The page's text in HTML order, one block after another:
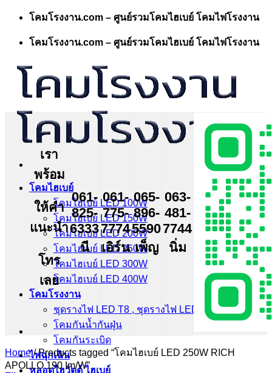
Skip
content
โคมโรงงาน.com – ศูนย์รวมโคมไฮเบย์ โคมไฟโรงงาน
โคมโรงงาน.com – ศูนย์รวมโคมไฮเบย์ โคมไฟโรงงาน
โคมไฮเบย์
โคมไฮเบย์ LED 100W
โคมไฮเบย์ LED 150W
โคมไฮเบย์ LED 200W
โคมไฮเบย์ LED 250W
โคมไฮเบย์ LED 300W
โคมไฮเบย์ LED 400W
โคมโรงงาน
ชุดรางไฟ LED T8 , ชุดรางไฟ LED T5
โคมกันน้ำกันฝุ่น
โคมกันระเบิด
ไฟฉุกเฉิน
หลอดไฮวัตต์ ไฮเบย์
เรา
พร้อม
ให้คำ
แนะนำ
โทร
เลย
061-
825-
6333
นี
061-
775-
7774
เอิร์น
065-
896-
5590
เพ็ญ
063-
481-
7744
นิ่ม
Home /Products tagged “โคมไฮเบย์ LED 250W RICH
APOLLO 190 Im/W”